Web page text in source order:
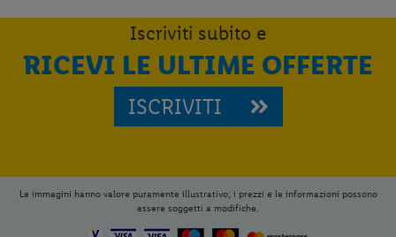
Iscriviti subito e
RICEVI LE ULTIME OFFERTE
ISCRIVITI
Le immagini hanno valore puramente illustrativo; i prezzi e le informazioni possono
essere soggetti a modifiche.